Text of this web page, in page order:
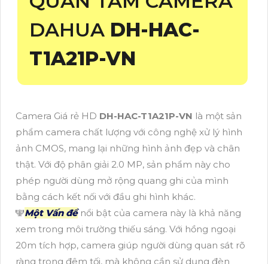
DAHUA DH-HAC-
T1A21P-VN
Camera Giá rẻ HD DH-HAC-T1A21P-VN là một sản
phẩm camera chất lượng với công nghệ xử lý hình
ảnh CMOS, mang lại những hình ảnh đẹp và chân
thật. Với độ phân giải 2.0 MP, sản phẩm này cho
phép người dùng mở rộng quang ghi của mình
bằng cách kết nối với đầu ghi hình khác.
🕎Một Vấn đềnổi bật của camera này là khả năng
xem trong môi trường thiếu sáng. Với hồng ngoại
20m tích hợp, camera giúp người dùng quan sát rõ
ràng trong đêm tối, mà không cần sử dụng đèn